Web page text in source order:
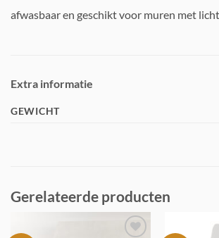
afwasbaar en geschikt voor muren met
Extra informatie
GEWICHT
Gerelateerde producten